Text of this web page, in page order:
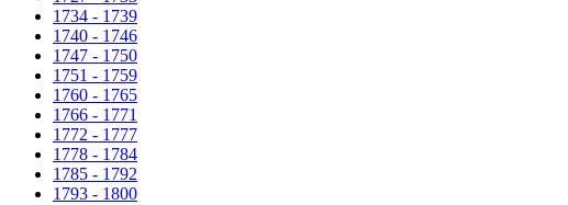
1734 - 1739
1740 - 1746
1747 - 1750
1751 - 1759
1760 - 1765
1766 - 1771
1772 - 1777
1778 - 1784
1785 - 1792
1793 - 1800